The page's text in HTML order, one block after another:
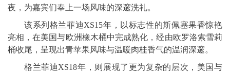
夜，为嘉宾们奉上一场风味的深邃洗礼。
该系列格兰菲迪XS15年，以标志性的斯佩塞果香惊艳
亮相，在美国与欧洲橡木桶中完成熟化，经由欧罗洛索雪莉
桶收尾，呈现出青苹果风味与温暖肉桂香气的温润深邃。
格兰菲迪XS18年，则展现了更为复杂的层次，美国与